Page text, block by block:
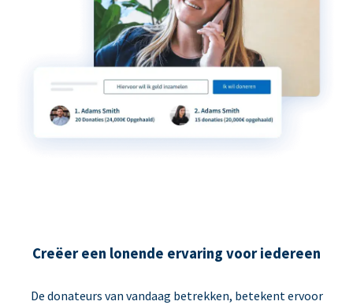
Creëer een lonende ervaring voor iedereen
De donateurs van vandaag betrekken, betekent ervoor